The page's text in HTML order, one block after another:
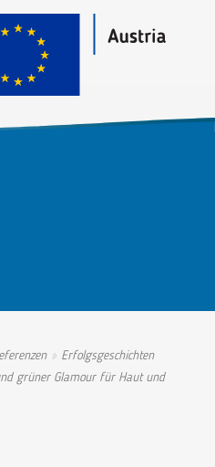
Erfolgsgeschichten
grüner Glamour für Haut und